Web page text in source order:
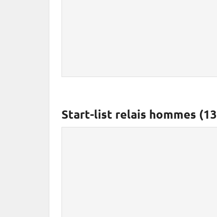
Start-list relais hommes